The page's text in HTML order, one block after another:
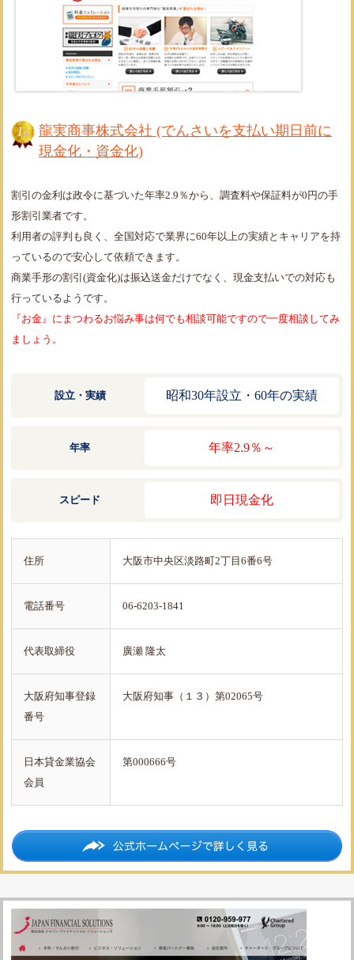
龍実商事株式会社 (でんさいを支払い期日前に
現金化・資金化)
割引の金利は政令に基づいた年率2.9％から、調査料や保証料が0円の手
形割引業者です。
利用者の評判も良く、全国対応で業界に60年以上の実績とキャリアを持
っているので安心して依頼できます。
商業手形の割引(資金化)は振込送金だけでなく、現金支払いでの対応も
行っているようです。
『お金』にまつわるお悩み事は何でも相談可能ですので一度相談してみ
ましょう。
設立・実績 昭和30年設立・60年の実績
年率 年率2.9％～
スピード 即日現金化
住所 大阪市中央区淡路町2丁目6番6号
電話番号 06-6203-1841
代表取締役 廣瀬 隆太
大阪府知事登録
番号
大阪府知事（１３）第02065号
日本貸金業協会
会員
第000666号